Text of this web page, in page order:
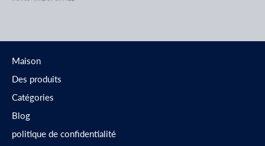
Maison
Des produits
Catégories
Blog
politique de confidentialité